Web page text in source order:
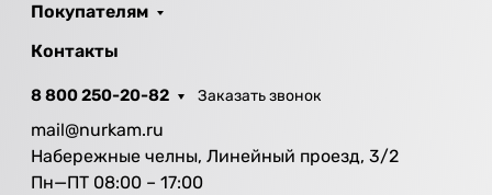
Покупателям
Контакты
8 800 250-20-82 Заказать звонок
mail@nurkam.ru
Набережные челны, Линейный проезд, 3/2
Пн—ПТ 08:00 – 17:00